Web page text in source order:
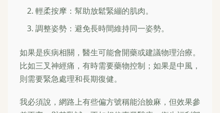
輕柔按摩：幫助放鬆緊繃的肌肉。
調整姿勢：避免長時間維持同一姿勢。
如果是疾病相關，醫生可能會開藥或建議物理治療。
比如三叉神經痛，有時需要藥物控制；如果是中風，
則需要緊急處理和長期復健。
我必須說，網路上有些偏方號稱能治臉麻，但效果參